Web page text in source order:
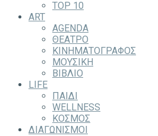
TOP 10
ART
AGENDA
ΘΕΑΤΡΟ
ΚΙΝΗΜΑΤΟΓΡΑΦΟΣ
ΜΟΥΣΙΚΗ
ΒΙΒΛΙΟ
LIFE
ΠΑΙΔΙ
WELLNESS
ΚΟΣΜΟΣ
ΔΙΑΓΩΝΙΣΜΟΙ